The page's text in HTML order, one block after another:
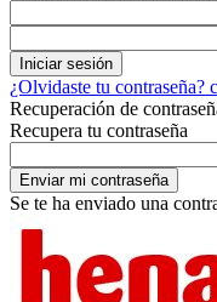
¿Olvidaste tu contraseña?
Recuperación de
Recupera tu contraseña
Se te ha enviado una